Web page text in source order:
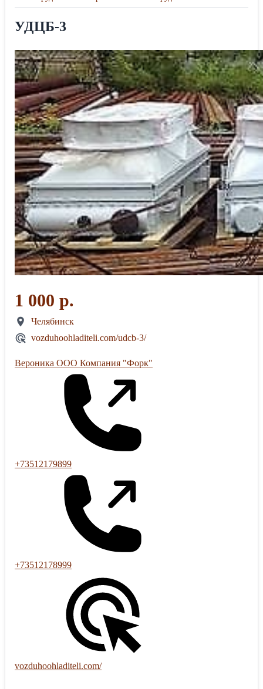
УДЦБ-3
1 000 р.
Челябинск
vozduhoohladiteli.com/udcb-3/
Вероника ООО Компания "Форк"
+73512179899
+73512178999
vozduhoohladiteli.com/